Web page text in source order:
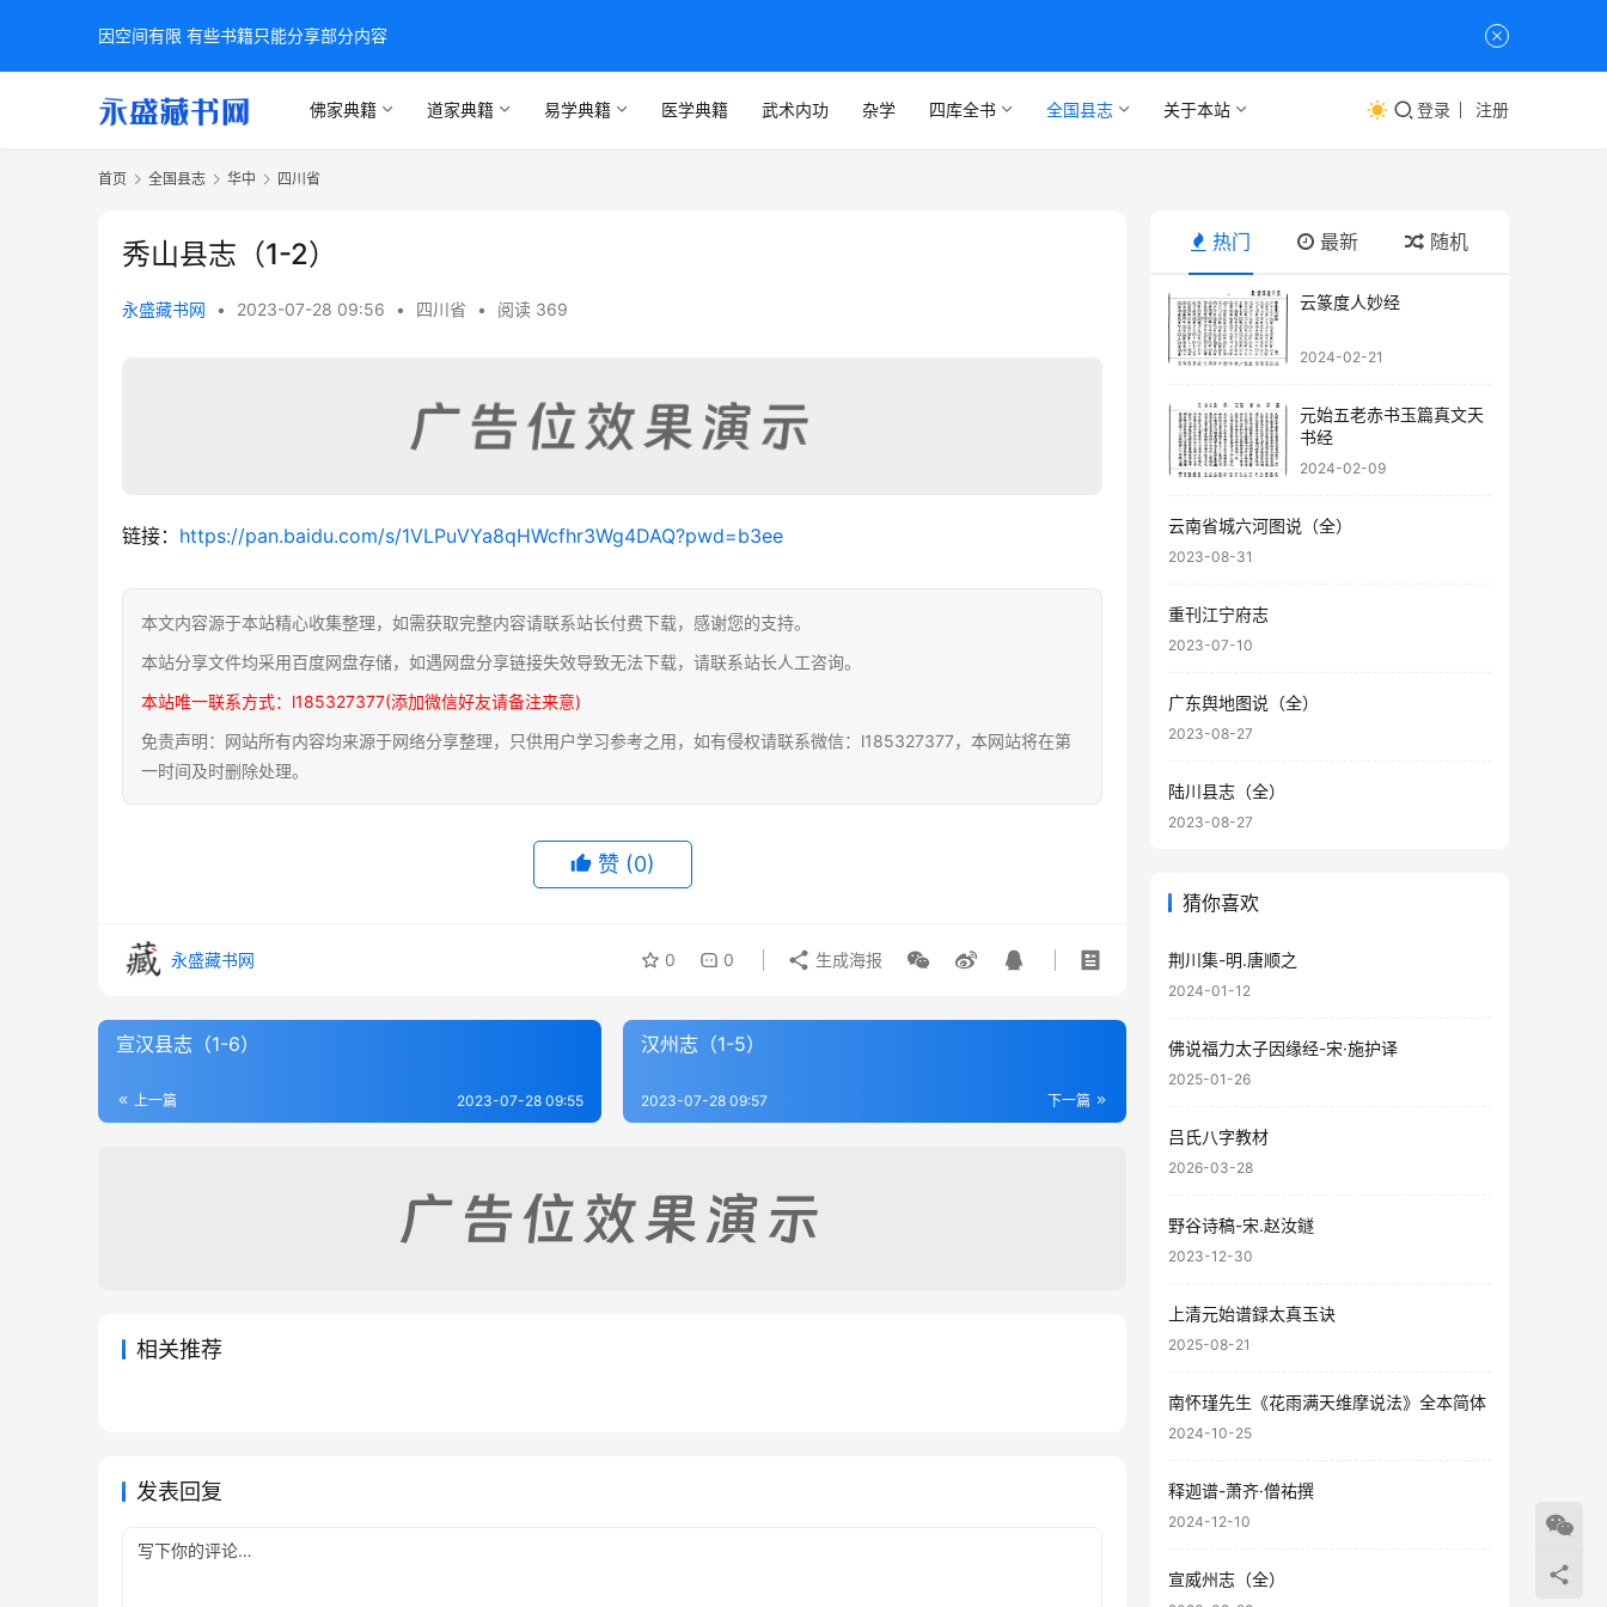
佛家典籍 道家典籍 易学典籍 医学典籍 武术内功 杂学 四库全书 全国县志 关于本站 登录 注册
首页 全国县志 华中 四川省
秀山县志（1-2）
永盛藏书网 • 2023-07-28 09:56 • 四川省 • 阅读 369
链接： https://pan.baidu.com/s/1VLPuVYa8qHWcfhr3Wg4DAQ?pwd=b3ee
本文内容源于本站精心收集整理，如需获取完整内容请联系站长付费下载，感谢您的支持。
本站分享文件均采用百度网盘存储，如遇网盘分享链接失效导致无法下载，请联系站长人工咨询。
本站唯一联系方式：l185327377(添加微信好友请备注来意)
免责声明：网站所有内容均来源于网络分享整理，只供用户学习参考之用，如有侵权请联系微信：l185327377，本网站将在第
一时间及时删除处理。
赞 (0)
永盛藏书网 0 0 生成海报
宣汉县志（1-6）
上一篇 2023-07-28 09:55
汉州志（1-5）
下一篇
2023-07-28 09:57
相关推荐
发表回复
热门 最新 随机
云篆度人妙经
2024-02-21
元始五老赤书玉篇真文天
书经
2024-02-09
云南省城六河图说（全）
2023-08-31
重刊江宁府志
2023-07-10
广东舆地图说（全）
2023-08-27
陆川县志（全）
2023-08-27
猜你喜欢
荆川集-明.唐顺之
2024-01-12
佛说福力太子因缘经-宋·施护译
2025-01-26
吕氏八字教材
2026-03-28
野谷诗稿-宋.赵汝鐩
2023-12-30
上清元始谱録太真玉诀
2025-08-21
南怀瑾先生《花雨满天维摩说法》全本简体
2024-10-25
释迦谱-萧齐·僧祐撰
2024-12-10
宣威州志（全）
因空间有限 有些书籍只能分享部分内容